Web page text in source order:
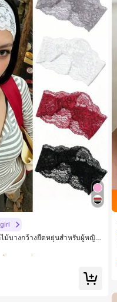
ม้บางกว้างยืดหยุ่นสำหรับผู้หญิง,
หรูหราสไตล์มินิมอล ผ้าพันคอเ
, เหมาะสำหรับการออกไปข้างน
าร์ตี้, การเดินทาง, การพักผ่อน,
การแต่งหน้า, การจับคู่ชุด, อุปกร
นฐาน เครื่องประดับผมผู้หญิง
นฐาน เครื่องประดับผมผู้หญิง
นฐาน เครื่องประดับผมผู้หญิง
นฐาน เครื่องประดับผมผู้หญิง